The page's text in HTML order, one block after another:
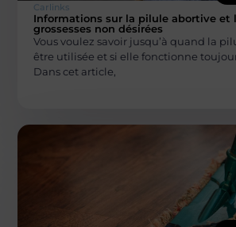
Carlinks
Informations sur la pilule abortive et
grossesses non désirées
Vous voulez savoir jusqu’à quand la
être utilisée et si elle fonctionne
Dans cet article,